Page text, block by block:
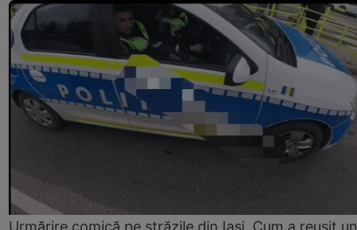
Urmărire comică pe străzile din Iași. Cum a reușit un